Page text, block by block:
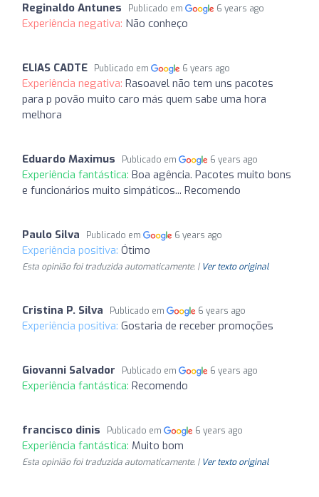
Reginaldo Antunes Publicado em 6 years ago
Experiência negativa: Não conheço
ELIAS CADTE Publicado em 6 years ago
Experiência negativa: Rasoavel não tem uns pacotes
para p povão muito caro más quem sabe uma hora
melhora
Eduardo Maximus Publicado em 6 years ago
Experiência fantástica: Boa agência. Pacotes muito bons
e funcionários muito simpáticos... Recomendo
Paulo Silva Publicado em 6 years ago
Experiência positiva: Ótimo
Esta opinião foi traduzida automaticamente. | Ver texto original
Cristina P. Silva Publicado em 6 years ago
Experiência positiva: Gostaria de receber promoções
Giovanni Salvador Publicado em 6 years ago
Experiência fantástica: Recomendo
francisco dinis Publicado em 6 years ago
Experiência fantástica: Muito bom
Esta opinião foi traduzida automaticamente. | Ver texto original